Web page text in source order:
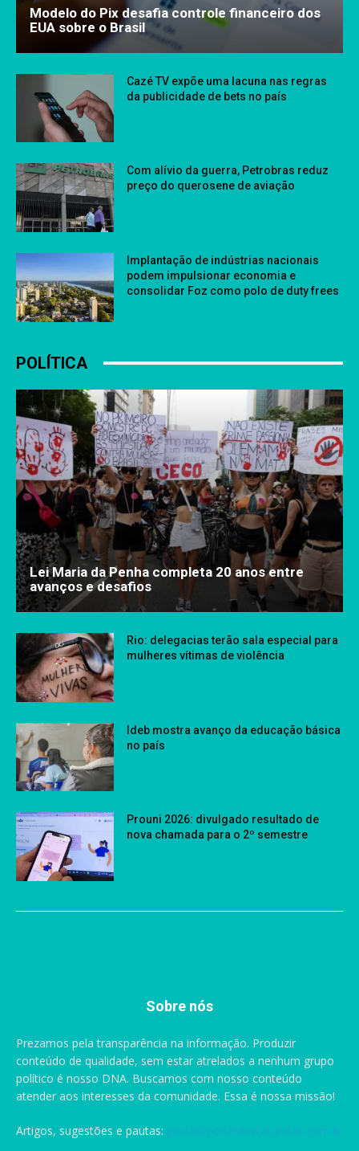
Modelo do Pix desafia controle financeiro dos
EUA sobre o Brasil
Cazé TV expõe uma lacuna nas regras
da publicidade de bets no país
Com alívio da guerra, Petrobras reduz
preço do querosene de aviação
Implantação de indústrias nacionais
podem impulsionar economia e
consolidar Foz como polo de duty frees
POLÍTICA
Lei Maria da Penha completa 20 anos entre
avanços e desafios
Rio: delegacias terão sala especial para
mulheres vítimas de violência
Ideb mostra avanço da educação básica
no país
Prouni 2026: divulgado resultado de
nova chamada para o 2º semestre
Sobre nós
Prezamos pela transparência na informação. Produzir
conteúdo de qualidade, sem estar atrelados a nenhum grupo
político é nosso DNA. Buscamos com nosso conteúdo
atender aos interesses da comunidade. Essa é nossa missão!
Artigos, sugestões e pautas: pauta@portaldascataratas.com.br